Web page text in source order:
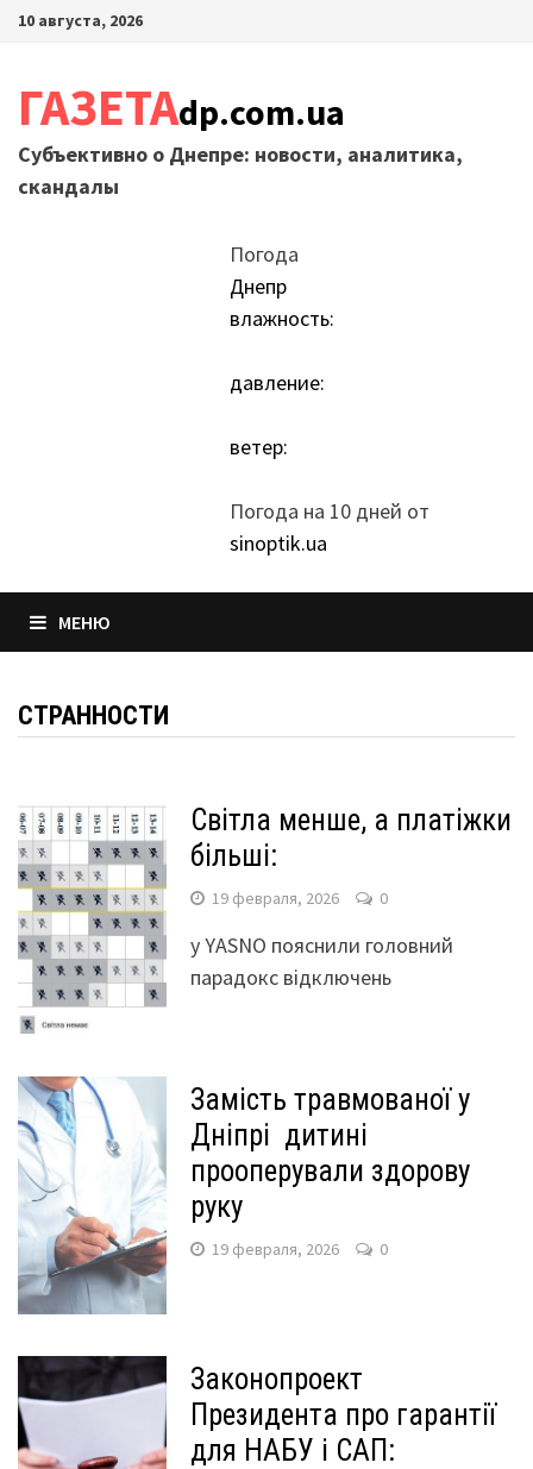
Перейти
10 августа, 2026
ГАЗЕТАdp.com.ua
Субъективно о Днепре: новости, аналитика,
скандалы
Погода
Днепр
влажность:
давление:
ветер:
Погода на 10 дней от
sinoptik.ua
МЕНЮ
СТРАННОСТИ
Світла менше, а платіжки
більші:
19 февраля, 2026 0
у YASNO пояснили головний
парадокс відключень
Замість травмованої у
Дніпрі дитині
прооперували здорову
руку
19 февраля, 2026 0
Законопроект
Президента про гарантії
для НАБУ і САП: